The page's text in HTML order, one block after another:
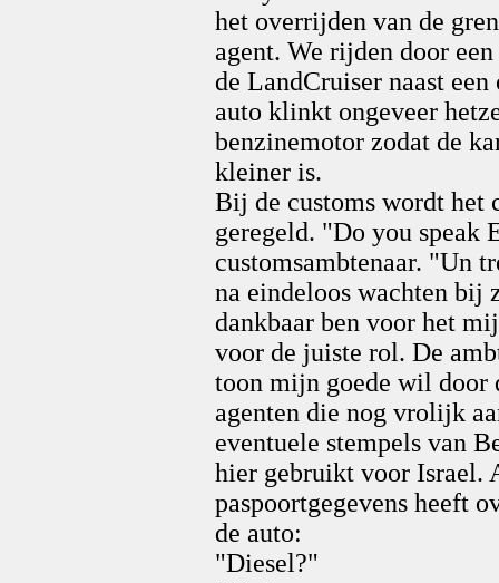
het overrijden van de
agent. We rijden door
de LandCruiser naast
auto klinkt ongeveer
benzinemotor zodat de
kleiner is.
Bij de customs wordt het
geregeld. "Do you speak
customsambtenaar. "Un
na eindeloos wachten bij
dankbaar ben voor het
voor de juiste rol. De
toon mijn goede wil door
agenten die nog vrolijk
eventuele stempels van
hier gebruikt voor Israel.
paspoortgegevens heeft
de auto:
"Diesel?"